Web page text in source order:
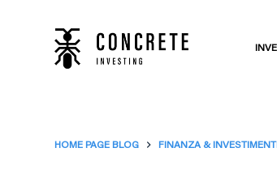
HOME PAGE BLOG FINANZA & INVESTIMENTI